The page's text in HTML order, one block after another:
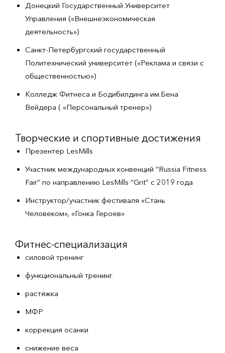
Донецкий Государственный Университет
Управления («Внешнеэкономическая
деятельность»)
Санкт-Петербургский государственный
Политехнический университет («Реклама и связи с
общественностью»)
Колледж Фитнеса и Бодибилдинга им.Бена
Вейдера ( «Персональный тренер»)
Творческие и спортивные достижения
Презентер LesMills
Участник международных конвенций “Russia Fitness
Fair” по направлению LesMills “Grit” с 2019 года
Инструктор/участник фестиваля «Стань
Человеком», «Гонка Героев»
Фитнес-специализация
силовой тренинг
функциональный тренинг
растяжка
МФР
коррекция осанки
снижение веса